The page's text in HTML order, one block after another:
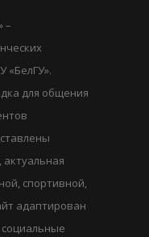
–
«БелГУ».
для общения
актуальная
спортивной,
адаптирован